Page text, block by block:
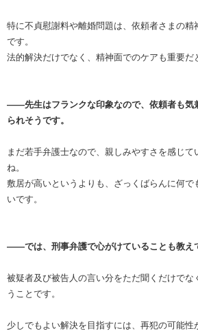
特に不貞慰謝料や離婚問題は、依頼者さまの精
です。
法的解決だけでなく、精神面でのケアも重要だ
――先生はフランクな印象なので、依頼者も気
られそうです。
まだ若手弁護士なので、親しみやすさを感じて
ね。
敷居が高いというよりも、ざっくばらんに何で
いです。
――では、刑事弁護で心がけていることも教え
被疑者及び被告人の言い分をただ聞くだけでな
うことです。
少しでもよい解決を目指すには、再犯の可能性